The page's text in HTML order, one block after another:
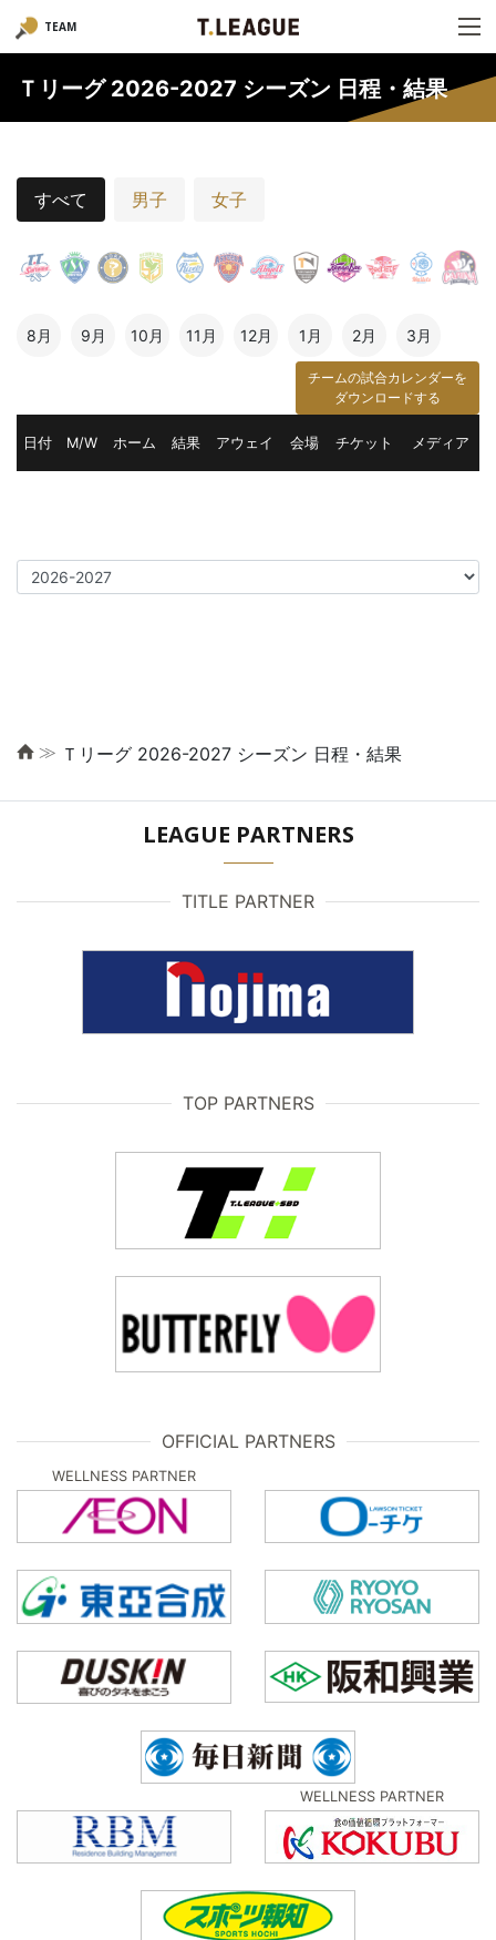
TEAM
Ｔリーグ 2026-2027 シーズン 日程・結果
すべて 男子 女子
8月 9月 10月 11月 12月 1月 2月 3月
チームの試合カレンダーを
ダウンロードする
日付 M/W ホーム 結果 アウェイ 会場 チケット メディア
≫ Ｔリーグ 2026-2027 シーズン 日程・結果
LEAGUE PARTNERS
TITLE PARTNER
TOP PARTNERS
OFFICIAL PARTNERS
WELLNESS PARTNER
WELLNESS PARTNER